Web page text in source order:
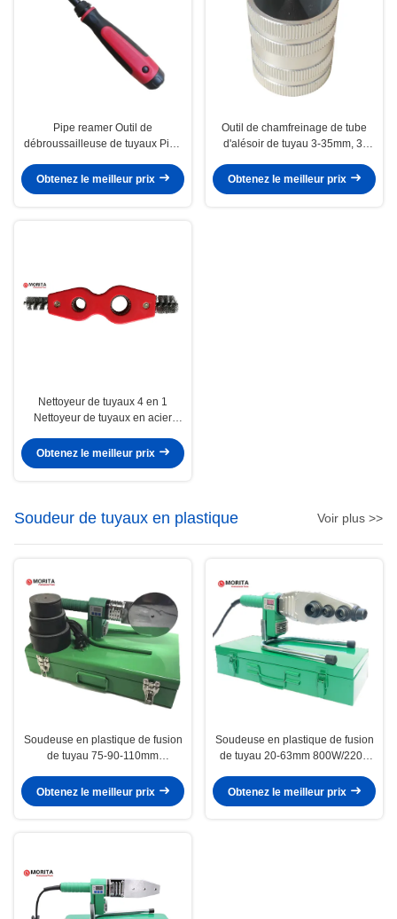
Pipe reamer Outil de
débroussailleuse de tuyaux Pipe
Rotation libre à 360 degrés
Obtenez le meilleur prix
Outil de chamfreinage de tube
d'alésoir de tuyau 3-35mm, 3-
50mm, 8-54mmABS en plastique,
en alliage de zinc ou Al Alloy
Obtenez le meilleur prix
Nettoyeur de tuyaux 4 en 1
Nettoyeur de tuyaux en acier
externe et interne de tuyaux de
15 mm et 22 mm
Obtenez le meilleur prix
Soudeur de tuyaux en plastique Voir plus >>
Soudeuse en plastique de fusion
de tuyau 75-90-110mm
PPR, de PE, de pp, de PVDF et
de PB venant avec une caisse en
Obtenez le meilleur prix
Soudeuse en plastique de fusion
de tuyau 20-63mm 800W/220V
Corner Welding distinct de PPR,
de PE, de pp, de PVDF et de PB
Obtenez le meilleur prix